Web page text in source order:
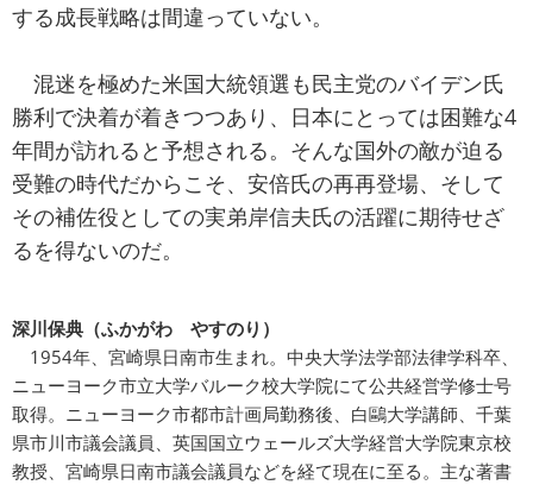
する成長戦略は間違っていない。
混迷を極めた米国大統領選も民主党のバイデン氏
勝利で決着が着きつつあり、日本にとっては困難な4
年間が訪れると予想される。そんな国外の敵が迫る
受難の時代だからこそ、安倍氏の再再登場、そして
その補佐役としての実弟岸信夫氏の活躍に期待せざ
るを得ないのだ。
深川保典（ふかがわ やすのり）
1954年、宮崎県日南市生まれ。中央大学法学部法律学科卒、
ニューヨーク市立大学バルーク校大学院にて公共経営学修士号
取得。ニューヨーク市都市計画局勤務後、白鷗大学講師、千葉
県市川市議会議員、英国国立ウェールズ大学経営大学院東京校
教授、宮崎県日南市議会議員などを経て現在に至る。主な著書